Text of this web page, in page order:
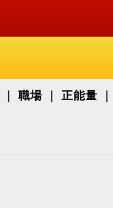
職場 正能量